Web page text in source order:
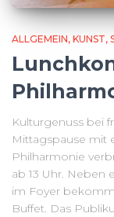
ALLGEMEIN KUNST
Kulturgenuss bei
Mittagspause mit
Philharmonie
ab 13 Uhr. Neben
im Foyer
Buffet. Das